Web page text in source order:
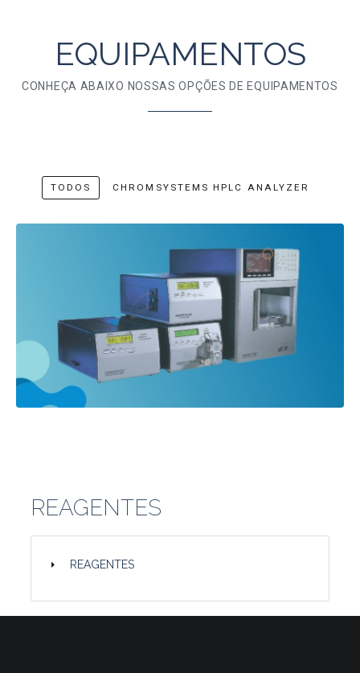
EQUIPAMENTOS
CONHEÇA ABAIXO NOSSAS OPÇÕES DE EQUIPAMENTOS
TODOS CHROMSYSTEMS HPLC ANALYZER
REAGENTES
REAGENTES